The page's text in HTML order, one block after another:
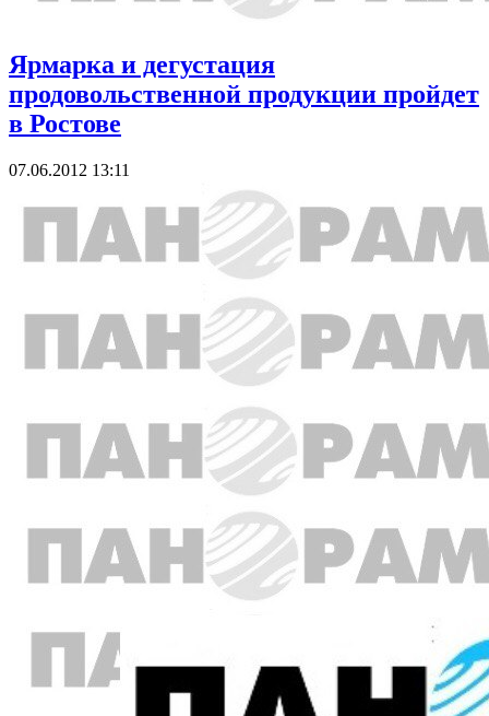
Ярмарка и дегустация
продовольственной продукции пройдет
в Ростове
07.06.2012 13:11